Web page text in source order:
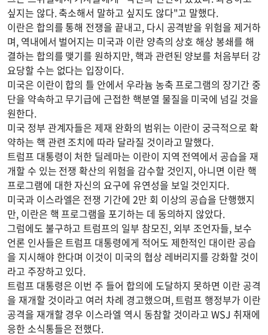
싶지는 않다. 축소해서 말하고 싶지도 않다"고 말했다.
이란은 합의를 통해 전쟁을 끝내고, 다시 공격받을 위험을 제거하
며, 역내에서 벌어지는 미국과 이란 양측의 상호 해상 봉쇄를 해
결하는 합의를 맺기를 원하지만, 핵과 관련된 양보를 처음부터 강
요당할 수는 없다는 입장이다.
미국은 이란이 합의 틀 안에서 우라늄 농축 프로그램의 장기간 중
단을 약속하고 무기급에 근접한 핵분열 물질을 미국에 넘길 것을
원한다.
미국 정부 관계자들은 제재 완화의 범위는 이란이 궁극적으로 확
약하는 핵 관련 조치에 따라 달라질 것이라고 말했다.
트럼프 대통령이 처한 딜레마는 이란이 지역 전역에서 공습을 재
개할 수 있는 전쟁 확산의 위험을 감수할 것인지, 아니면 이란 핵
프로그램에 대한 자신의 요구에 유연성을 보일 것인지다.
미국과 이스라엘은 전쟁 기간에 2만 회 이상의 공습을 단행했지
만, 이란은 핵 프로그램을 포기하는 데 동의하지 않았다.
그럼에도 불구하고 트럼프의 일부 참모진, 외부 조언자들, 보수
언론 인사들은 트럼프 대통령에게 적어도 제한적인 대이란 공습
을 지시해야 한다며 이것이 미국의 협상 레버리지를 강화할 것이
라고 주장하고 있다.
트럼프 대통령은 이번 주 들어 합의에 도달하지 못하면 이란 공격
을 재개할 것이라고 여러 차례 경고했으며, 트럼프 행정부가 이란
공격을 재개할 경우 이스라엘 역시 동참할 것이라고 WSJ 취재에
응한 소식통들은 전했다.